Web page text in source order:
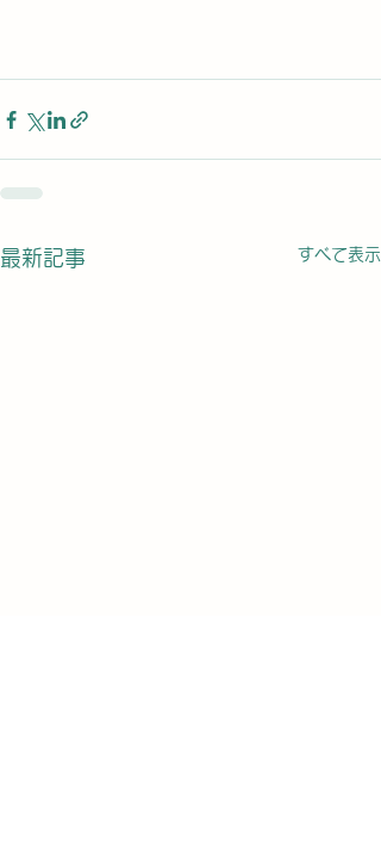
最新記事 すべて表示